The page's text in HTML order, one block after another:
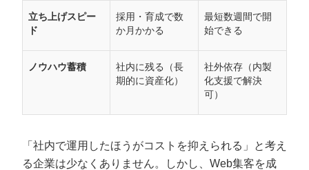
立ち上げスピー
ド
採用・育成で数
か月かかる
最短数週間で開
始できる
ノウハウ蓄積
社内に残る（長
期的に資産化）
社外依存（内製
化支援で解決
可）
「社内で運用したほうがコストを抑えられる」と考え
る企業は少なくありません。しかし、Web集客を成